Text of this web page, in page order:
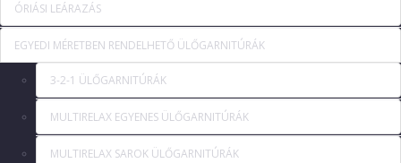
ÓRIÁSI LEÁRAZÁS
EGYEDI MÉRETBEN RENDELHETŐ ÜLŐGARNITÚRÁK
3-2-1 ÜLŐGARNITÚRÁK
MULTIRELAX EGYENES ÜLŐGARNITÚRÁK
MULTIRELAX SAROK ÜLŐGARNITÚRÁK